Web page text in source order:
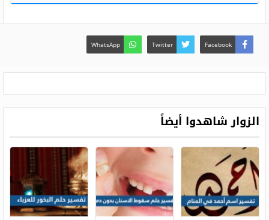
Facebook
Twitter
WhatsApp
الزوار شاهدوا أيضاً